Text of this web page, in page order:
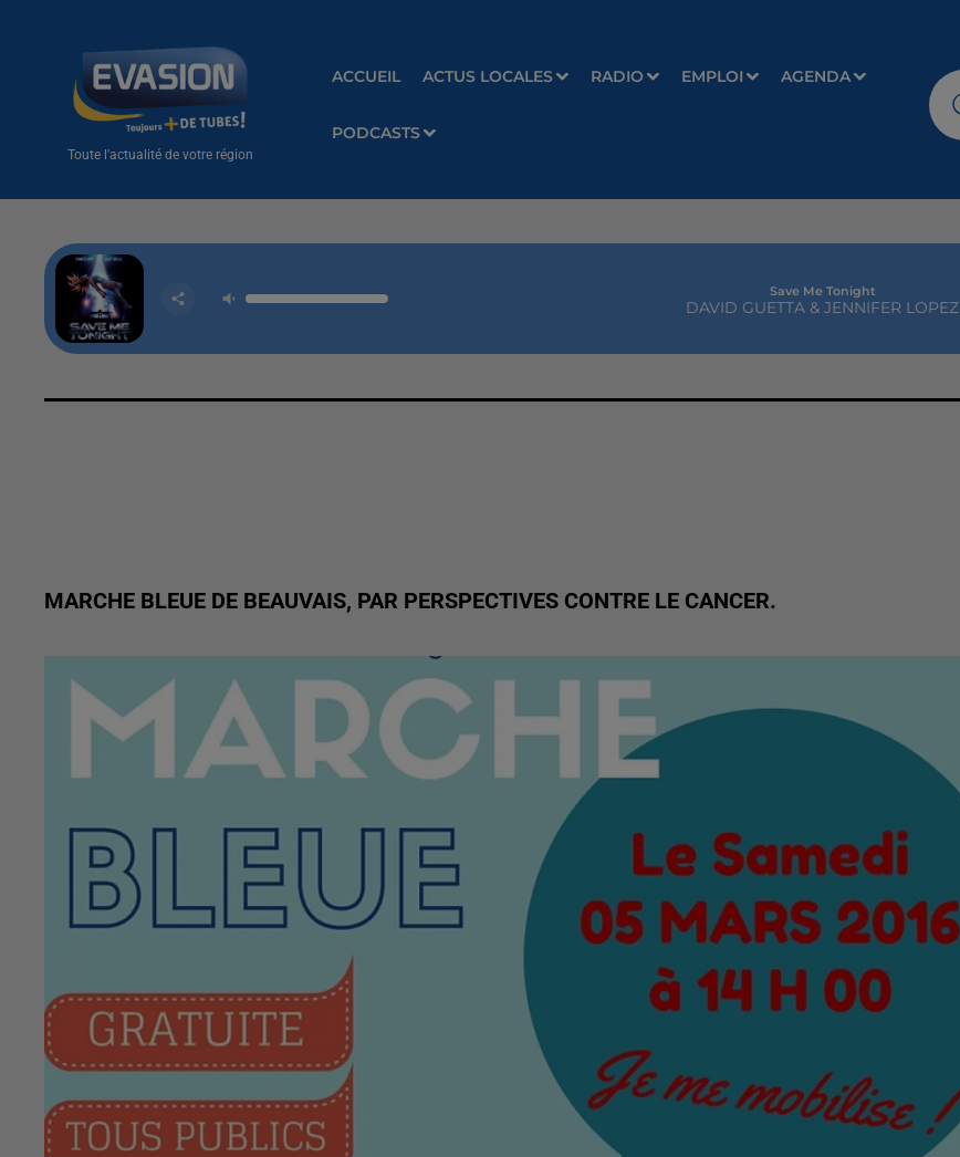
Toute l'actualité de votre région
ACCUEIL ACTUS LOCALES RADIO EMPLOI AGENDA
PODCASTS
Save Me Tonight
DAVID GUETTA & JENNIFER LOPEZ
MARCHE BLEUE DE BEAUVAIS, PAR PERSPECTIVES CONTRE LE CANCER.